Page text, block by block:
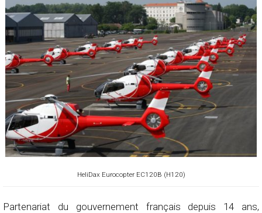
HeliDax Eurocopter EC120B (H120)
Partenariat du gouvernement français depuis 14 ans,